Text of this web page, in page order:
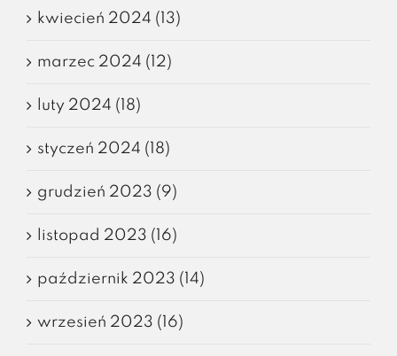
kwiecień 2024 (13)
marzec 2024 (12)
luty 2024 (18)
styczeń 2024 (18)
grudzień 2023 (9)
listopad 2023 (16)
październik 2023 (14)
wrzesień 2023 (16)